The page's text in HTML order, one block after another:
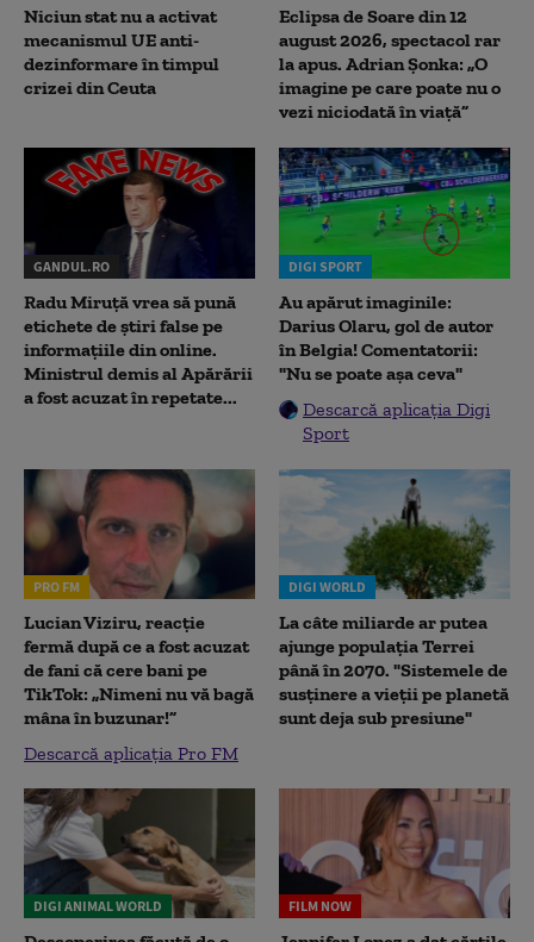
Niciun stat nu a activat
mecanismul UE anti-
dezinformare în timpul
crizei din Ceuta
Eclipsa de Soare din 12
august 2026, spectacol rar
la apus. Adrian Șonka: „O
imagine pe care poate nu o
vezi niciodată în viață”
GANDUL.RO
Radu Miruţă vrea să pună
etichete de știri false pe
informațiile din online.
Ministrul demis al Apărării
a fost acuzat în repetate...
DIGI SPORT
Au apărut imaginile:
Darius Olaru, gol de autor
în Belgia! Comentatorii:
"Nu se poate așa ceva"
Descarcă aplicația Digi
Sport
PRO FM
Lucian Viziru, reacție
fermă după ce a fost acuzat
de fani că cere bani pe
TikTok: „Nimeni nu vă bagă
mâna în buzunar!”
Descarcă aplicația Pro FM
DIGI WORLD
La câte miliarde ar putea
ajunge populația Terrei
până în 2070. "Sistemele de
susținere a vieții pe planetă
sunt deja sub presiune"
DIGI ANIMAL WORLD FILM NOW